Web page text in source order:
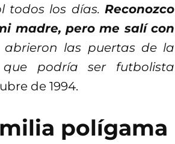
todos los días. Reconozco
madre, pero me salí con
abrieron las puertas de la
podría ser futbolista
de 1994.
polígama